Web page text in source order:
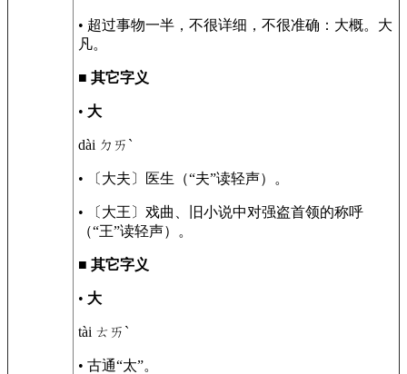
• 超过事物一半，不很详细，不很准确：大概。大
凡。
■ 其它字义
• 大
dài ㄉㄞˋ
• 〔大夫〕医生（“夫”读轻声）。
• 〔大王〕戏曲、旧小说中对强盗首领的称呼
（“王”读轻声）。
■ 其它字义
• 大
tài ㄊㄞˋ
• 古通“太”。